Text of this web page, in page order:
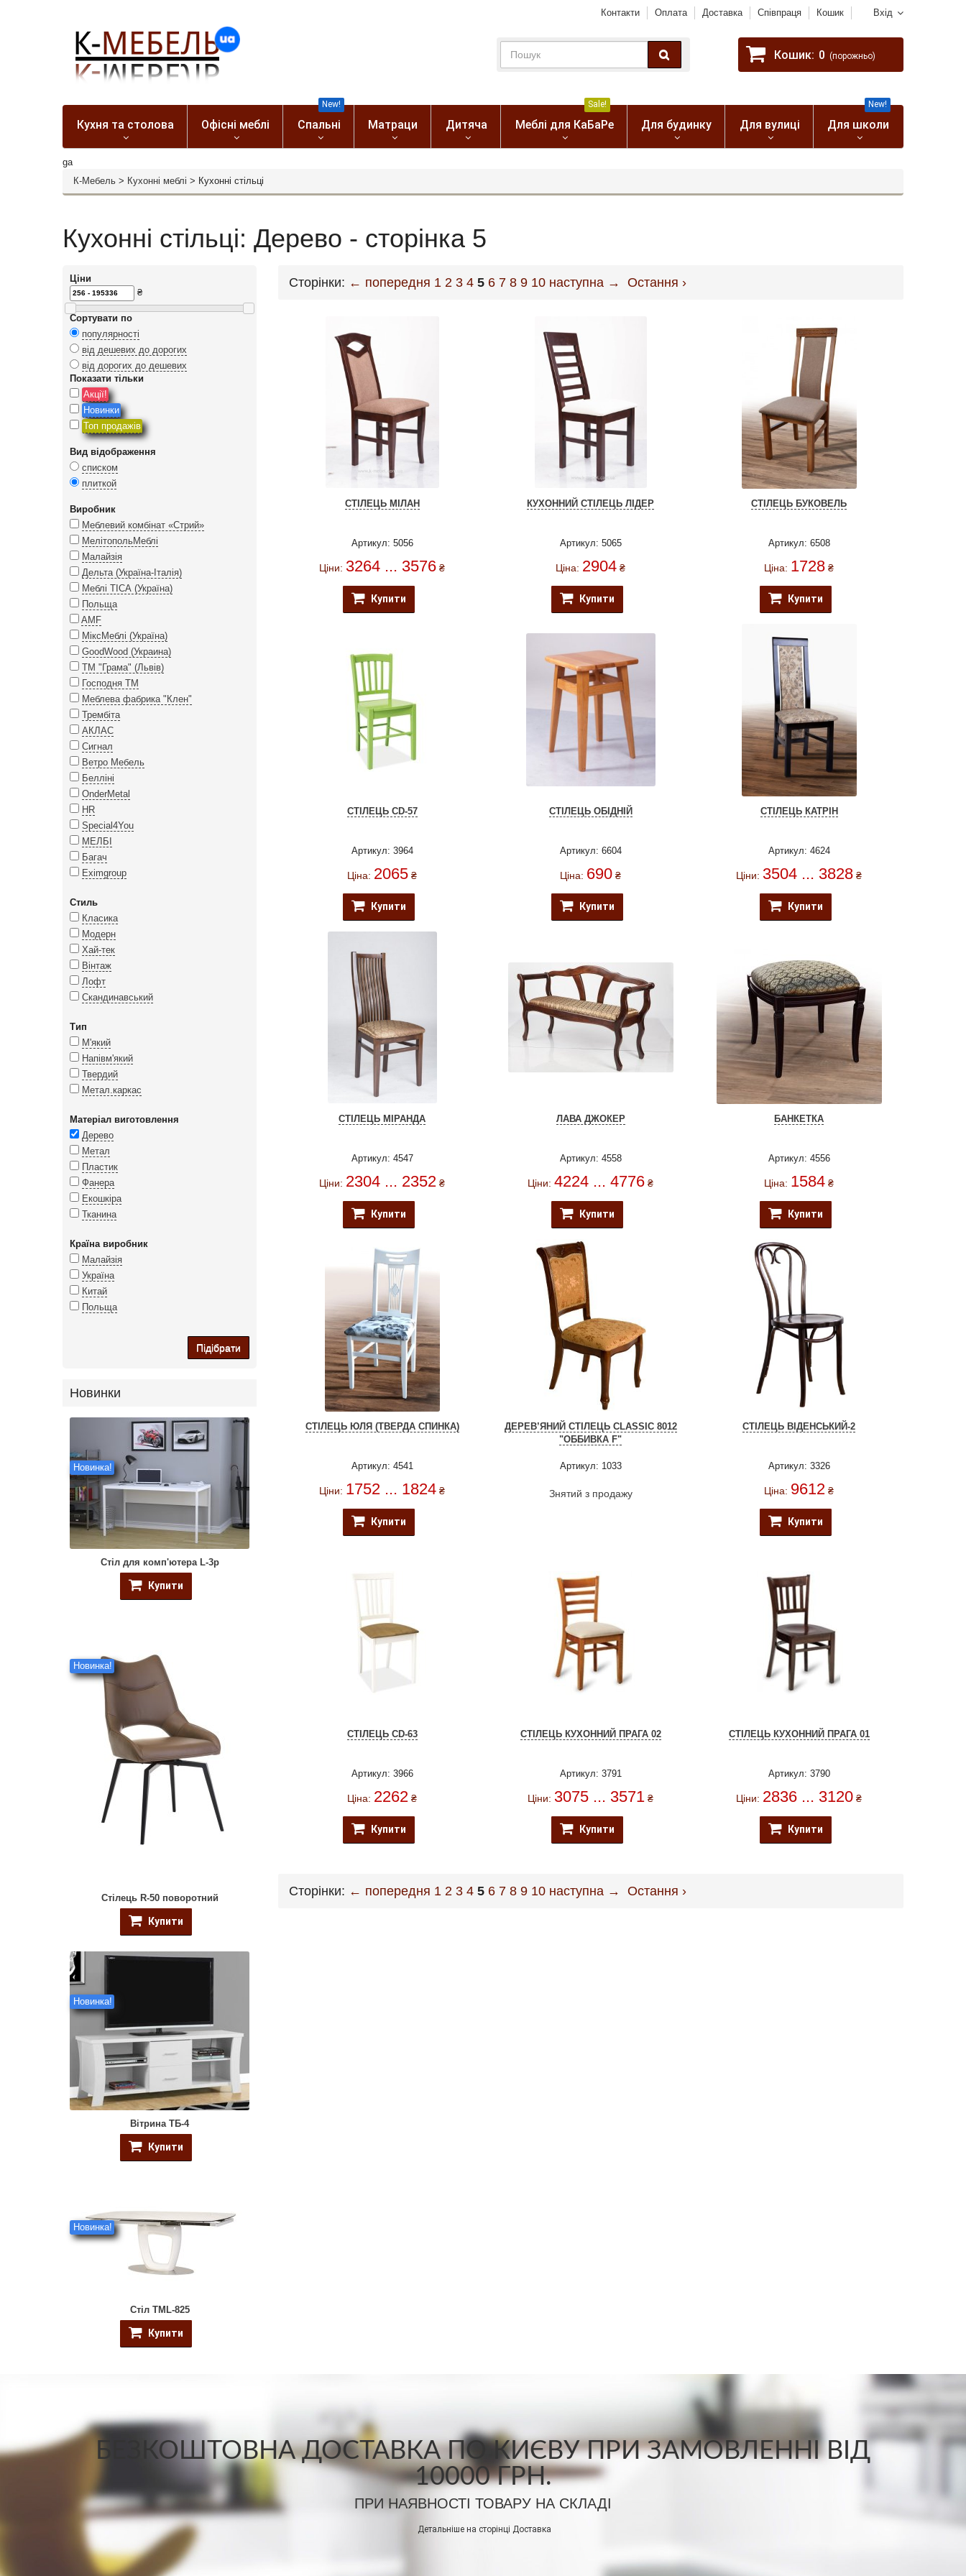
Вхід
Контакти Оплата Доставка Співпраця Кошик
Кошик: 0 (порожньо)
Кухня та столова Офісні меблі Спальні
New!
Матраци Дитяча Меблі для КаБаРе
Sale!
Для будинку Для вулиці Для школи
New!
ga
К-Мебель > Кухонні меблі > Кухонні стільці
Кухонні стільці: Дерево - сторінка 5
Ціни
₴
Сортувати по
популярності
від дешевих до дорогих
від дорогих до дешевих
Показати тільки
Акції!
Новинки
Топ продажів
Вид відображення
списком
плиткой
Виробник
Меблевий комбінат «Стрий»
МелітопольМеблі
Малайзія
Дельта (Україна-Італія)
Меблі ТІСА (Україна)
Польща
AMF
МіксМеблі (Україна)
GoodWood (Украина)
ТМ "Грама" (Львів)
Господня ТМ
Меблева фабрика "Клен"
Трембіта
АКЛАС
Сигнал
Ветро Мебель
Белліні
OnderMetal
HR
Special4You
МЕЛБІ
Багач
Eximgroup
Стиль
Класика
Модерн
Хай-тек
Вінтаж
Лофт
Скандинавський
Тип
М'який
Напівм'який
Твердий
Метал.каркас
Матеріал виготовлення
Дерево
Метал
Пластик
Фанера
Екошкіра
Тканина
Країна виробник
Малайзія
Україна
Китай
Польща
Підібрати
Новинки
Новинка!
Стіл для комп'ютера L-3p
Купити
Новинка!
Стілець R-50 поворотний
Купити
Новинка!
Вітрина ТБ-4
Купити
Новинка!
Стіл TML-825
Купити
Сторінки: ← попередня 1 2 3 4 5 6 7 8 9 10 наступна → Остання ›
СТІЛЕЦЬ МІЛАН
Артикул: 5056
Ціни: 3264 ... 3576 ₴
Купити
КУХОННИЙ СТІЛЕЦЬ ЛІДЕР
Артикул: 5065
Ціна: 2904 ₴
Купити
СТІЛЕЦЬ БУКОВЕЛЬ
Артикул: 6508
Ціна: 1728 ₴
Купити
СТІЛЕЦЬ CD-57
Артикул: 3964
Ціна: 2065 ₴
Купити
СТІЛЕЦЬ ОБІДНІЙ
Артикул: 6604
Ціна: 690 ₴
Купити
СТІЛЕЦЬ КАТРІН
Артикул: 4624
Ціни: 3504 ... 3828 ₴
Купити
СТІЛЕЦЬ МІРАНДА
Артикул: 4547
Ціни: 2304 ... 2352 ₴
Купити
ЛАВА ДЖОКЕР
Артикул: 4558
Ціни:4224 ... 4776 ₴
Купити
БАНКЕТКА
Артикул: 4556
Ціна: 1584 ₴
Купити
СТІЛЕЦЬ ЮЛЯ (ТВЕРДА СПИНКА)
Артикул: 4541
Ціни: 1752 ... 1824 ₴
Купити
ДЕРЕВ’ЯНИЙ СТІЛЕЦЬ CLASSIC 8012
"ОББИВКА F"
Артикул: 1033
Знятий з продажу
СТІЛЕЦЬ ВІДЕНСЬКИЙ-2
Артикул: 3326
Ціна: 9612 ₴
Купити
СТІЛЕЦЬ CD-63
Артикул: 3966
Ціна: 2262 ₴
Купити
СТІЛЕЦЬ КУХОННИЙ ПРАГА 02
Артикул: 3791
Ціни: 3075 ... 3571 ₴
Купити
СТІЛЕЦЬ КУХОННИЙ ПРАГА 01
Артикул: 3790
Ціни: 2836 ... 3120 ₴
Купити
Сторінки: ← попередня 1 2 3 4 5 6 7 8 9 10 наступна → Остання ›
БЕЗКОШТОВНА ДОСТАВКА ПО КИЄВУ ПРИ ЗАМОВЛЕННІ ВІД
10000 ГРН.
ПРИ НАЯВНОСТІ ТОВАРУ НА СКЛАДІ
Детальніше на сторінці Доставка